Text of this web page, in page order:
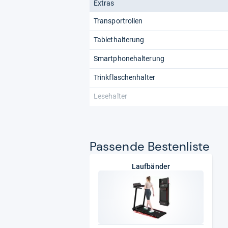
Extras
Transportrollen
Tablethalterung
Smartphonehalterung
Trinkflaschenhalter
Lesehalter
Pas­sende Bes­ten­liste
Laufbänder